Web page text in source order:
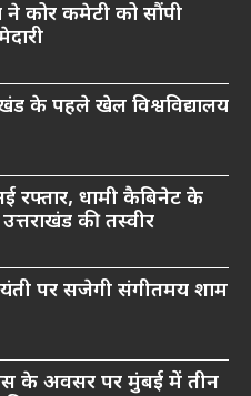
ने कोर कमेटी को सौंपी
के पहले खेल विश्वविद्यालय
रफ्तार, धामी कैबिनेट के
की तस्वीर
पर सजेगी संगीतमय शाम
के अवसर पर मुंबई में तीन